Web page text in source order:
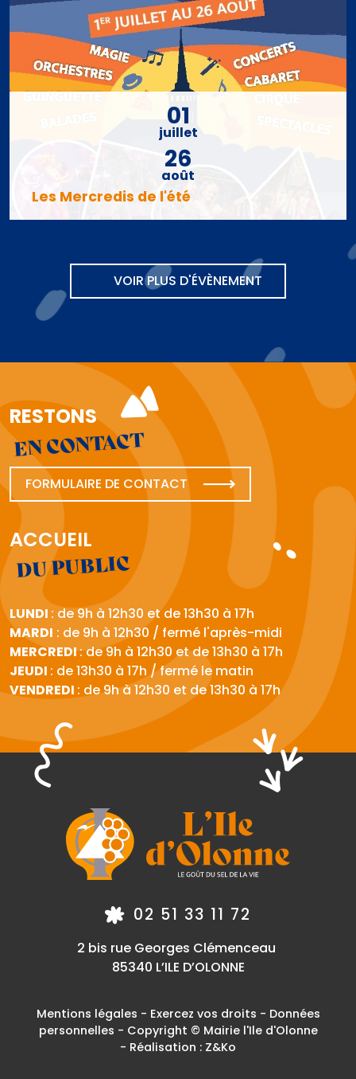
01
juillet
26
août
Les Mercredis de l'été
VOIR PLUS D'ÉVÈNEMENT
RESTONS
EN CONTACT
FORMULAIRE DE CONTACT
ACCUEIL
DU PUBLIC
LUNDI : de 9h à 12h30 et de 13h30 à 17h
MARDI : de 9h à 12h30 / fermé l'après-midi
MERCREDI: de 9h à 12h30 et de 13h30 à 17h
JEUDI : de 13h30 à 17h / fermé le matin
VENDREDI : de 9h à 12h30 et de 13h30 à 17h
02 51 33 11 72
2 bis rue Georges Clémenceau
85340 L’ILE D’OLONNE
Mentions légales - Exercez vos droits - Données
personnelles - Copyright © Mairie l'Ile d'Olonne
- Réalisation : Z&Ko